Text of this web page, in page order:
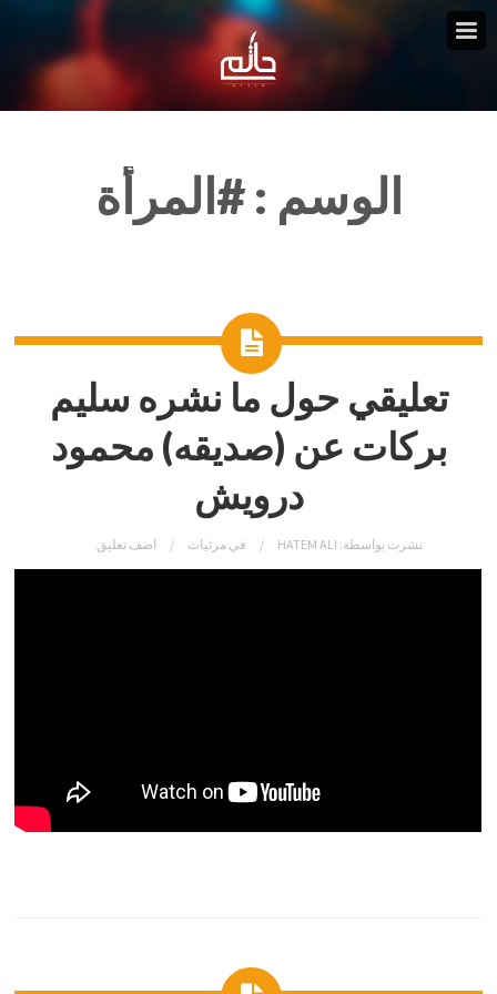
الوسم :#المرأة
تعليقي حول ما نشره سليم
بركات عن (صديقه) محمود
درويش
نشرت بواسطة: HATEM ALI في مرئيات اضف تعليق